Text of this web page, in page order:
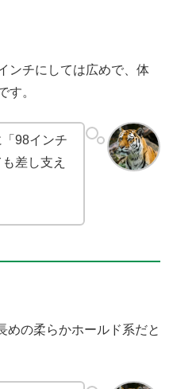
ンチにしては広めで、体
す。
98インチ
差し支え
めの柔らかホールド系だと